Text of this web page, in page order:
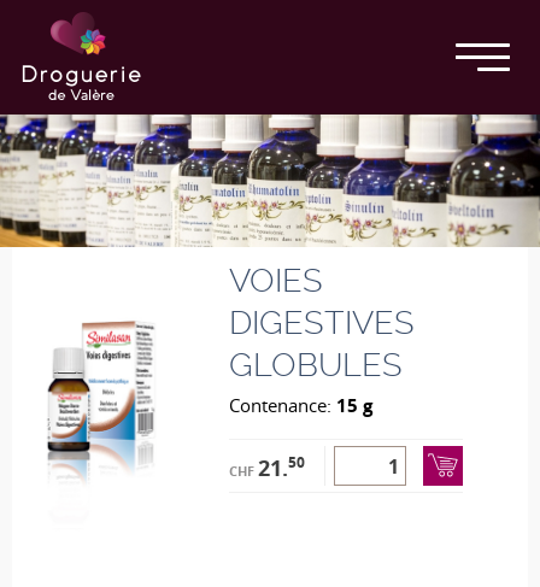
VOIES
DIGESTIVES
GLOBULES
Contenance: 15 g
CHF 21.50